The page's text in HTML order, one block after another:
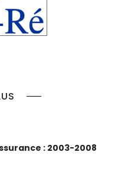
: 2003-2008